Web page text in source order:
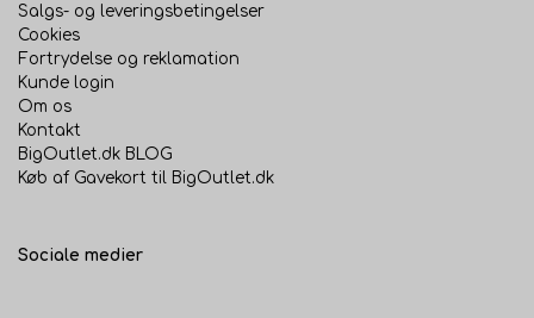
Salgs- og leveringsbetingelser
Cookies
Fortrydelse og reklamation
Kunde login
Om os
Kontakt
BigOutlet.dk BLOG
Køb af Gavekort til BigOutlet.dk
Sociale medier